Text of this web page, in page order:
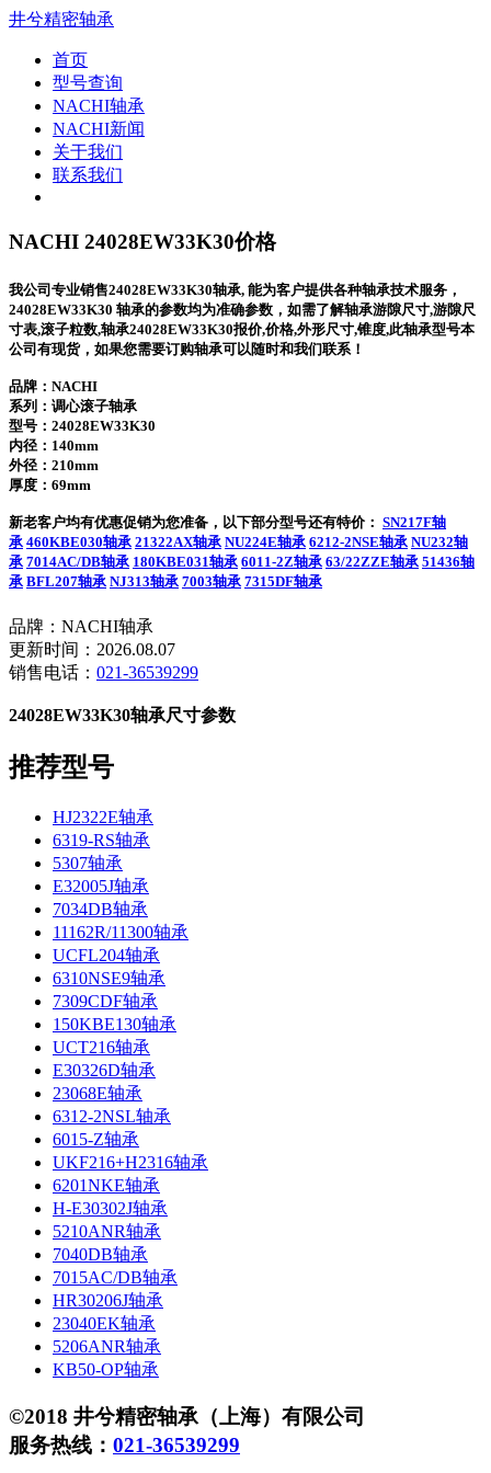
井兮精密轴承
首页
型号查询
NACHI轴承
NACHI新闻
关于我们
联系我们
NACHI 24028EW33K30价格
我公司专业销售24028EW33K30轴承, 能为客户提供各种轴承技术服务，
24028EW33K30 轴承的参数均为准确参数，如需了解轴承游隙尺寸,游隙尺
寸表,滚子粒数,轴承24028EW33K30报价,价格,外形尺寸,锥度,此轴承型号本
公司有现货，如果您需要订购轴承可以随时和我们联系！
品牌：NACHI
系列：调心滚子轴承
型号： 24028EW33K30
内径：140mm
外径：210mm
厚度：69mm
新老客户均有优惠促销为您准备，以下部分型号还有特价： SN217F轴
承 460KBE030轴承 21322AX轴承 NU224E轴承 6212-2NSE轴承 NU232轴
承 7014AC/DB轴承 180KBE031轴承 6011-2Z轴承 63/22ZZE轴承 51436轴
承 BFL207轴承 NJ313轴承 7003轴承 7315DF轴承
品牌：NACHI轴承
更新时间：2026.08.07
销售电话： 021-36539299
24028EW33K30轴承尺寸参数
推荐型号
HJ2322E轴承
6319-RS轴承
5307轴承
E32005J轴承
7034DB轴承
11162R/11300轴承
UCFL204轴承
6310NSE9轴承
7309CDF轴承
150KBE130轴承
UCT216轴承
E30326D轴承
23068E轴承
6312-2NSL轴承
6015-Z轴承
UKF216+H2316轴承
6201NKE轴承
H-E30302J轴承
5210ANR轴承
7040DB轴承
7015AC/DB轴承
HR30206J轴承
23040EK轴承
5206ANR轴承
KB50-OP轴承
©2018 井兮精密轴承（上海）有限公司
服务热线： 021-36539299